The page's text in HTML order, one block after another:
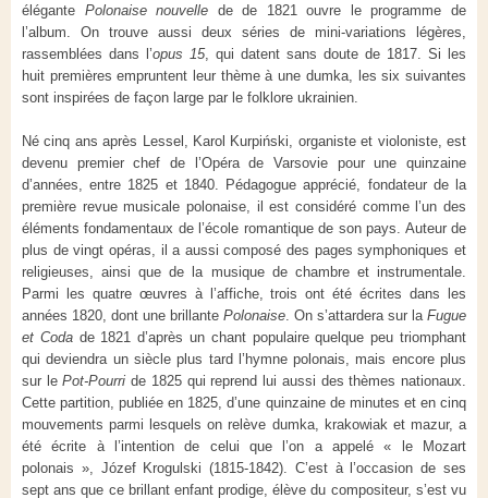
élégante Polonaise nouvelle de de 1821 ouvre le programme de
l’album. On trouve aussi deux séries de mini-variations légères,
rassemblées dans l’opus 15, qui datent sans doute de 1817. Si les
huit premières empruntent leur thème à une dumka, les six suivantes
sont inspirées de façon large par le folklore ukrainien.
Né cinq ans après Lessel, Karol Kurpiński, organiste et violoniste, est
devenu premier chef de l’Opéra de Varsovie pour une quinzaine
d’années, entre 1825 et 1840. Pédagogue apprécié, fondateur de la
première revue musicale polonaise, il est considéré comme l’un des
éléments fondamentaux de l’école romantique de son pays. Auteur de
plus de vingt opéras, il a aussi composé des pages symphoniques et
religieuses, ainsi que de la musique de chambre et instrumentale.
Parmi les quatre œuvres à l’affiche, trois ont été écrites dans les
années 1820, dont une brillante Polonaise . On s’attardera sur la Fugue
et Codade 1821 d’après un chant populaire quelque peu triomphant
qui deviendra un siècle plus tard l’hymne polonais, mais encore plus
sur lePot-Pourride 1825 qui reprend lui aussi des thèmes nationaux.
Cette partition, publiée en 1825, d’une quinzaine de minutes et en cinq
mouvements parmi lesquels on relève dumka, krakowiak et mazur, a
été écrite à l’intention de celui que l’on a appelé « le Mozart
polonais », Józef Krogulski (1815-1842). C’est à l’occasion de ses
sept ans que ce brillant enfant prodige, élève du compositeur, s’est vu